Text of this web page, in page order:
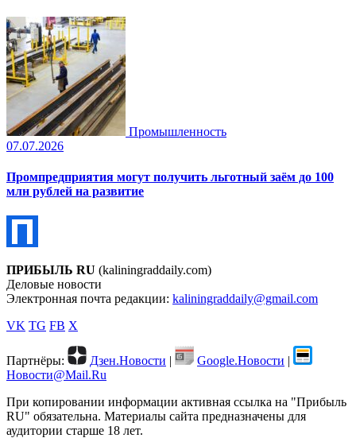
Промышленность
07.07.2026
Промпредприятия могут получить льготный заём до 100
млн рублей на развитие
ПРИБЫЛЬ RU (kaliningraddaily.com)
Деловые новости
Электронная почта редакции: kaliningraddaily@gmail.com
VK TG FB X
Партнёры: Дзен.Новости | Google.Новости |
Новости@Mail.Ru
При копировании информации активная ссылка на "Прибыль
RU" обязательна. Материалы сайта предназначены для
аудитории старше 18 лет.